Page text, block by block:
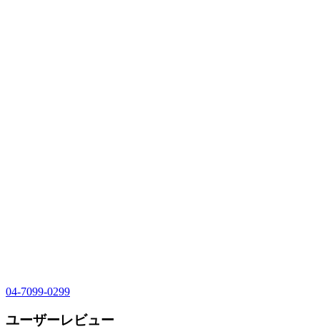
04-7099-0299
ユーザーレビュー